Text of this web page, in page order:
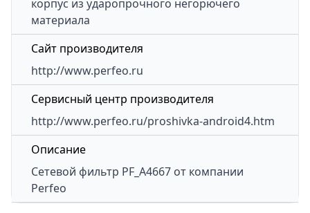
корпус из ударопрочного негорючего
материала
Сайт производителя
http://www.perfeo.ru
Сервисный центр производителя
http://www.perfeo.ru/proshivka-android4.htm
Описание
Сетевой фильтр PF_A4667 от компании
Perfeo